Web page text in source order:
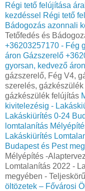
Régi tető felújítása
kezdéssel Régi tető
Bádogozás azonnali
Tetőfedés és
+36203257170 - Fég
áron Gázszerelő
gyorsan, kedvező áron
gázszerelő, Fég V4,
szerelés,
gázkészülék felújítás
kivitelezésig -
Lakáskiürítés 0-24
lomtalanítás
Lakáskiürítés
Budapest és Pest
Mélyépítés -
Lomtalanítás‎ 2022 -
megyében‎ -
öltözetek – Fővárosi